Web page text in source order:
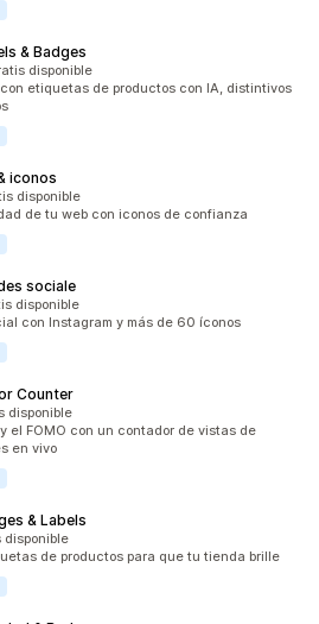
& Badges
disponible
etiquetas de productos con IA, distintivos
iconos
disponible
de tu web con iconos de confianza
sociale
disponible
con Instagram y más de 60 íconos
Counter
disponible
el FOMO con un contador de vistas de
en vivo
& Labels
disponible
de productos para que tu tienda brille